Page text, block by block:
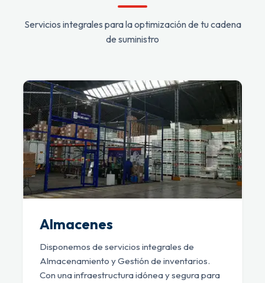
Servicios integrales para la optimización de tu cadena
de suministro
Almacenes
Disponemos de servicios integrales de
Almacenamiento y Gestión de inventarios.
Con una infraestructura idónea y segura para